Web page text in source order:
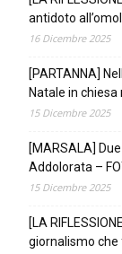
antidoto
16 Dicembre 2025
[PARTANNA]
Natale in chiesa
15 Dicembre 2025
[MARSALA]
Addolorata –
15 Dicembre 2025
[LA
giornalismo